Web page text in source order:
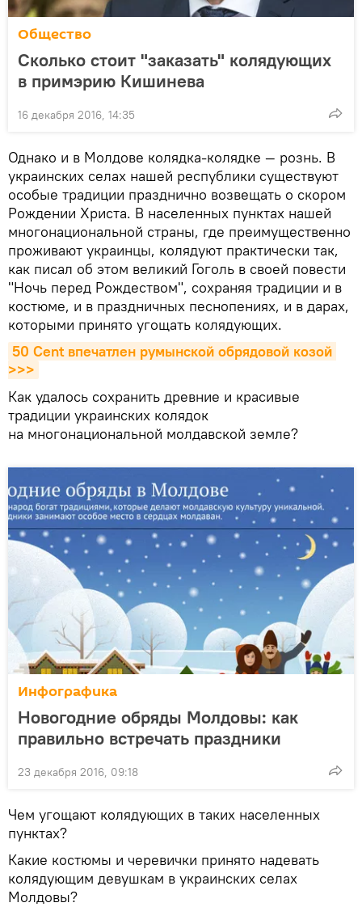
Общество
Сколько стоит "заказать" колядующих
в примэрию Кишинева
16 декабря 2016, 14:35
Однако и в Молдове колядка-колядке — рознь. В
украинских селах нашей республики существуют
особые традиции празднично возвещать о скором
Рождении Христа. В населенных пунктах нашей
многонациональной страны, где преимущественно
проживают украинцы, колядуют практически так,
как писал об этом великий Гоголь в своей повести
"Ночь перед Рождеством", сохраняя традиции и в
костюме, и в праздничных песнопениях, и в дарах,
которыми принято угощать колядующих.
50 Cent впечатлен румынской обрядовой козой
>>>
Как удалось сохранить древние и красивые
традиции украинских колядок
на многонациональной молдавской земле?
Инфографика
Новогодние обряды Молдовы: как
правильно встречать праздники
23 декабря 2016, 09:18
Чем угощают колядующих в таких населенных
пунктах?
Какие костюмы и черевички принято надевать
колядующим девушкам в украинских селах
Молдовы?